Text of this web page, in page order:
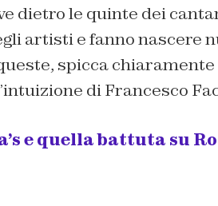
dietro le quinte dei
artisti e fanno nascere
spicca
di Francesco
e quella battuta su